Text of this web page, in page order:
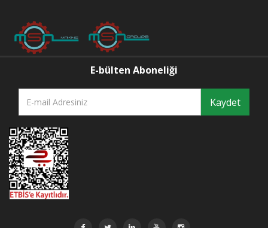
E-bülten Aboneliği
Kaydet